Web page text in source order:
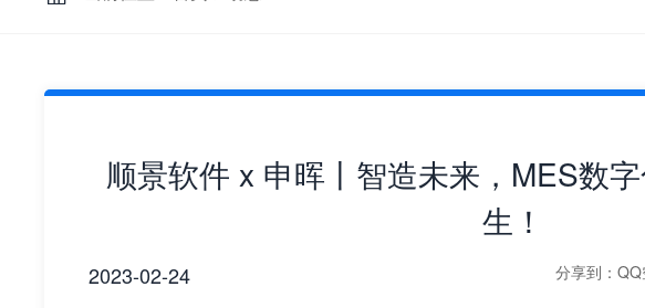
顺景软件 x 申晖丨智造未来，MES数
生！
2023-02-24 分享到： QQ